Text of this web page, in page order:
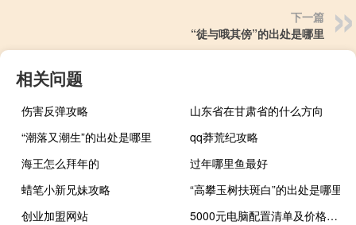
下一篇
“徒与哦其傍”的出处是哪里
相关问题
伤害反弹攻略
山东省在甘肃省的什么方向
“潮落又潮生”的出处是哪里
qq莽荒纪攻略
海王怎么拜年的
过年哪里鱼最好
蜡笔小新兄妹攻略
“高攀玉树扶斑白”的出处是哪里
创业加盟网站
5000元电脑配置清单及价格（5000元电脑配置）